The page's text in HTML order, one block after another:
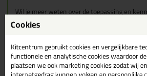
Wil je meer weten over de toepassing en
product?
Tips & tricks voor ANZA
Plamuurmes - Softgrip
In de volgende blogs wordt dit product
Cookies
Kitcentrum gebruikt cookies en vergelijkbare
functionele en analytische cookies waardoor
plaatsen we ook marketing cookies zodat wij